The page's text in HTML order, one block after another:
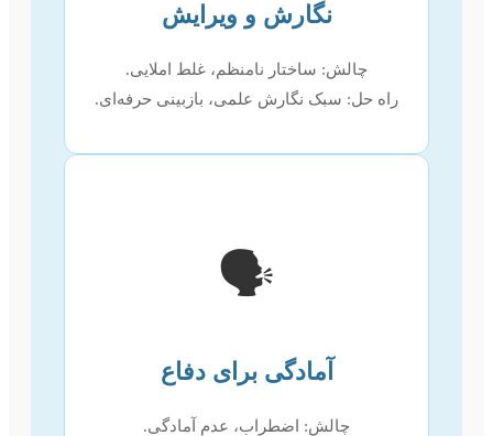
نگارش و ویرایش
چالش: ساختار نامنظم، غلط املایی.
راه حل: سبک نگارش علمی، بازبینی حرفه‌ای.
🗣️
آمادگی برای دفاع
چالش: اضطراب، عدم آمادگی.